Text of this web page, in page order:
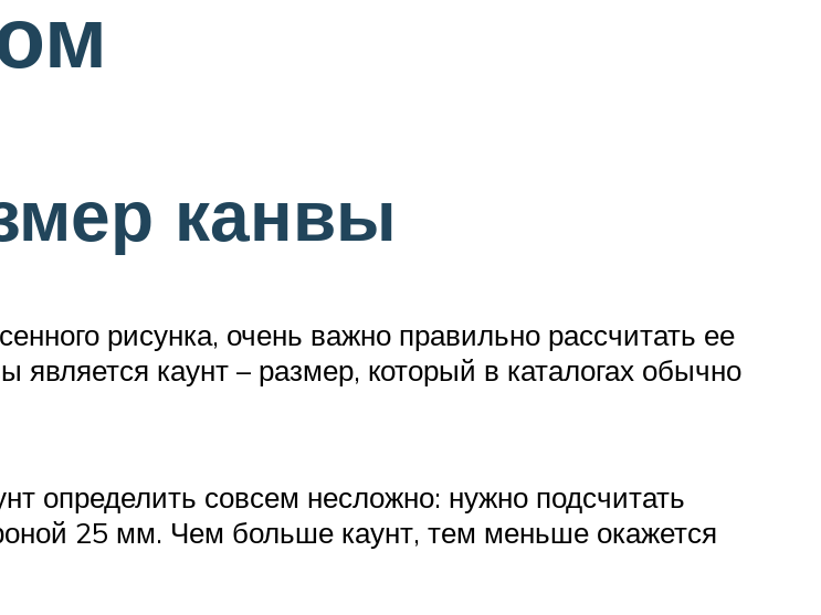
канвы
рисунка, очень важно правильно рассчитать ее
каунт – размер, который в каталогах обычно
определить совсем несложно: нужно подсчитать
25 мм. Чем больше каунт, тем меньше окажется